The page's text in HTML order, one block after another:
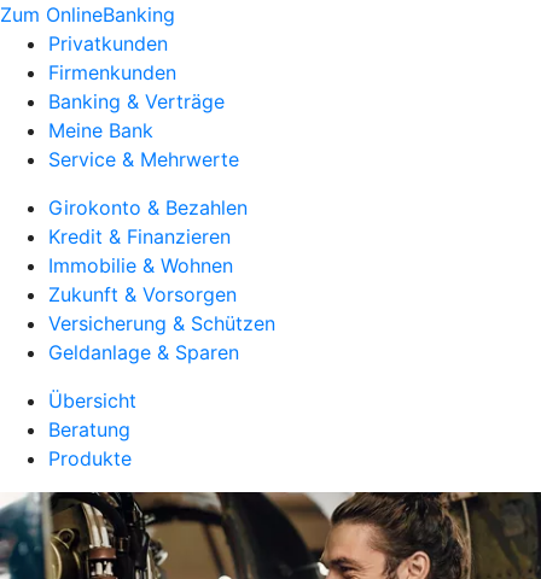
Zum OnlineBanking
Privatkunden
Firmenkunden
Banking & Verträge
Meine Bank
Service & Mehrwerte
Girokonto & Bezahlen
Kredit & Finanzieren
Immobilie & Wohnen
Zukunft & Vorsorgen
Versicherung & Schützen
Geldanlage & Sparen
Übersicht
Beratung
Produkte